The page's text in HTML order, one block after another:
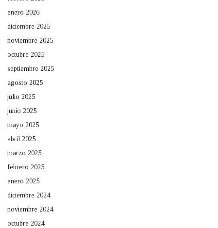
enero 2026
diciembre 2025
noviembre 2025
octubre 2025
septiembre 2025
agosto 2025
julio 2025
junio 2025
mayo 2025
abril 2025
marzo 2025
febrero 2025
enero 2025
diciembre 2024
noviembre 2024
octubre 2024